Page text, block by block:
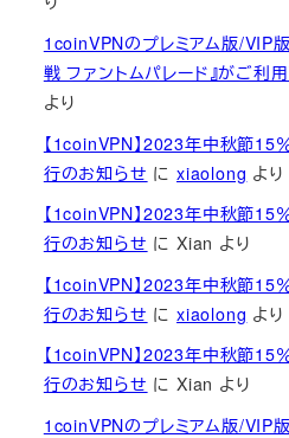
1coinVPNのプレミアム版/VIP
戦 ファントムパレード』がご利
より
【1coinVPN】2023年中秋節15
行のお知らせ にxiaolong より
【1coinVPN】2023年中秋節15
行のお知らせ にXian より
【1coinVPN】2023年中秋節15
行のお知らせ にxiaolong より
【1coinVPN】2023年中秋節15
行のお知らせ にXian より
1coinVPNのプレミアム版/VIP